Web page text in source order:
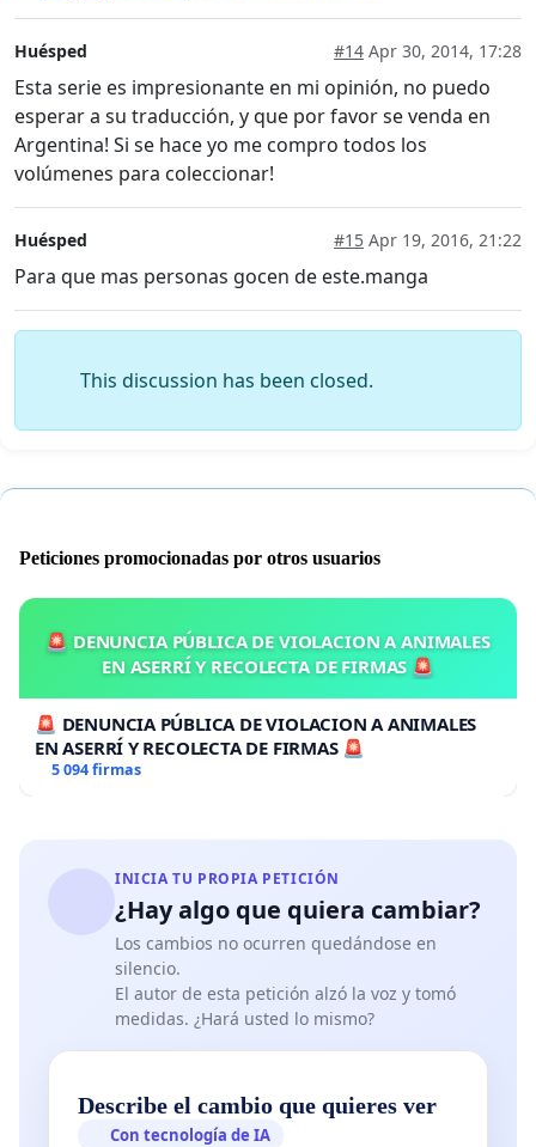
Huésped #14 Apr 30, 2014, 17:28
Esta serie es impresionante en mi opinión, no puedo
esperar a su traducción, y que por favor se venda en
Argentina! Si se hace yo me compro todos los
volúmenes para coleccionar!
Huésped #15 Apr 19, 2016, 21:22
Para que mas personas gocen de este.manga
This discussion has been closed.
Peticiones promocionadas por otros usuarios
🚨 DENUNCIA PÚBLICA DE VIOLACION A ANIMALES
EN ASERRÍ Y RECOLECTA DE FIRMAS 🚨
🚨 DENUNCIA PÚBLICA DE VIOLACION A ANIMALES
EN ASERRÍ Y RECOLECTA DE FIRMAS 🚨
5 094 firmas
INICIA TU PROPIA PETICIÓN
¿Hay algo que quiera cambiar?
Los cambios no ocurren quedándose en
silencio.
El autor de esta petición alzó la voz y tomó
medidas. ¿Hará usted lo mismo?
Describe el cambio que quieres ver
Con tecnología de IA